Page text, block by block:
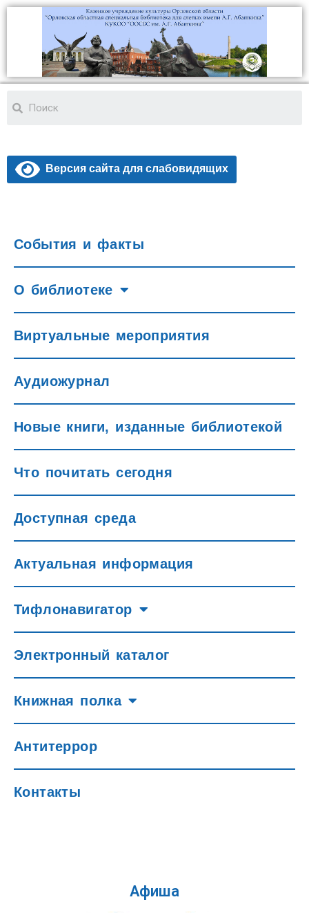
Версия сайта для слабовидящих
События и факты
О библиотеке
Виртуальные мероприятия
Аудиожурнал
Новые книги, изданные библиотекой
Что почитать сегодня
Доступная среда
Актуальная информация
Тифлонавигатор
Электронный каталог
Книжная полка
Антитеррор
Контакты
Афиша